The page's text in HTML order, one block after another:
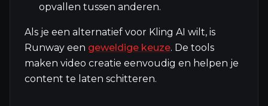
opvallen tussen anderen.
Als je een alternatief voor Kling AI wilt, is
Runway een geweldige keuze. De tools
maken video creatie eenvoudig en helpen je
content te laten schitteren.